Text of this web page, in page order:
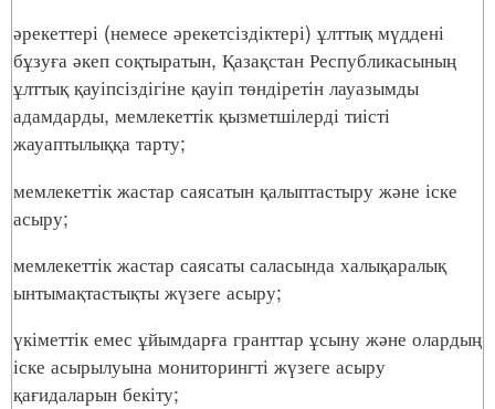
әрекеттері (немесе әрекетсіздіктері) ұлттық мүддені
бұзуға әкеп соқтыратын, Қазақстан Республикасының
ұлттық қауіпсіздігіне қауіп төндіретін лауазымды
адамдарды, мемлекеттік қызметшілерді тиісті
жауаптылыққа тарту;
мемлекеттік жастар саясатын қалыптастыру және іске
асыру;
мемлекеттік жастар саясаты саласында халықаралық
ынтымақтастықты жүзеге асыру;
үкіметтік емес ұйымдарға гранттар ұсыну және олардың
іске асырылуына мониторингті жүзеге асыру
қағидаларын бекіту;